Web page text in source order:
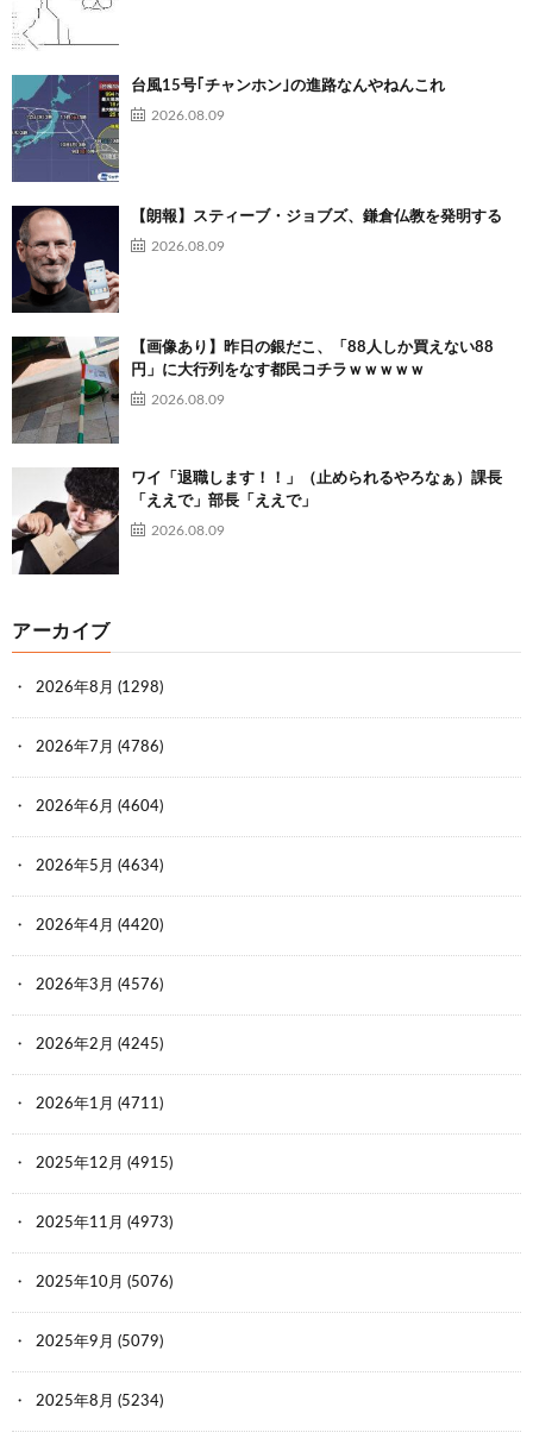
台風15号｢チャンホン｣の進路なんやねんこれ
2026.08.09
【朗報】スティーブ・ジョブズ、鎌倉仏教を発明する
2026.08.09
【画像あり】昨日の銀だこ、「88人しか買えない88
円」に大行列をなす都民コチラｗｗｗｗｗ
2026.08.09
ワイ「退職します！！」（止められるやろなぁ）課長
「ええで」部長「ええで」
2026.08.09
アーカイブ
2026年8月 (1298)
2026年7月 (4786)
2026年6月 (4604)
2026年5月 (4634)
2026年4月 (4420)
2026年3月 (4576)
2026年2月 (4245)
2026年1月 (4711)
2025年12月 (4915)
2025年11月 (4973)
2025年10月 (5076)
2025年9月 (5079)
2025年8月 (5234)